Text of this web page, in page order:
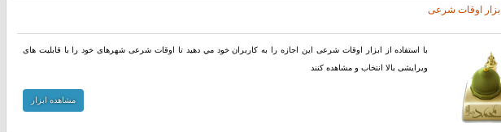
ابزار اوقات شرعی
با استفاده از ابزار اوقات شرعی اين اجازه را به کاربران خود مي دهيد تا اوقات شرعی شهرهای خود را با قابلیت های
ویرایشی بالا انتخاب و مشاهده کنند
مشاهده ابزار